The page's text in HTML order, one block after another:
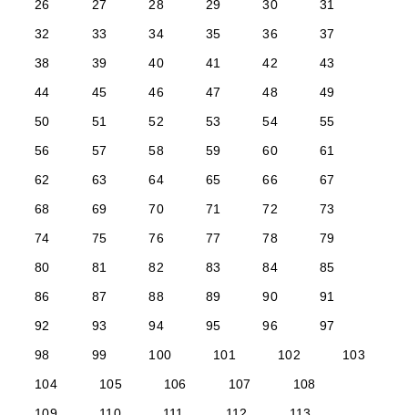
26
27 28 29 30
31
32
33 34 35 36
37
38
39 40 41 42
43
44
45 46 47 48
49
50
51 52 53 54
55
56
57 58 59 60
61
62
63 64 65 66
67
68
69 70 71 72
73
74
75 76 77 78
79
80
81 82 83 84
85
86
87 88 89 90
91
92
93 94 95 96
97
98
99 100 101 102
103
104
105 106 107
108